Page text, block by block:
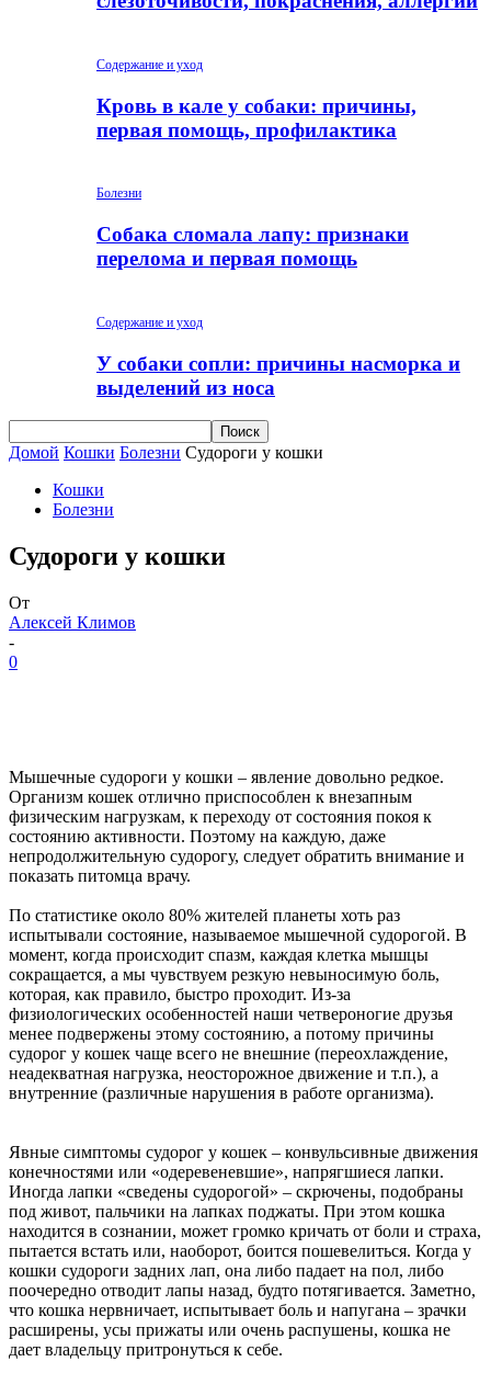
Содержание и уход
Кровь в кале у собаки: причины,
первая помощь, профилактика
Болезни
Собака сломала лапу: признаки
перелома и первая помощь
Содержание и уход
У собаки сопли: причины насморка и
выделений из носа
Домой Кошки Болезни Судороги у кошки
Кошки
Болезни
Судороги у кошки
От
Алексей Климов
-
0
Мышечные судороги у кошки – явление довольно редкое.
Организм кошек отлично приспособлен к внезапным
физическим нагрузкам, к переходу от состояния покоя к
состоянию активности. Поэтому на каждую, даже
непродолжительную судорогу, следует обратить внимание и
показать питомца врачу.
По статистике около 80% жителей планеты хоть раз
испытывали состояние, называемое мышечной судорогой. В
момент, когда происходит спазм, каждая клетка мышцы
сокращается, а мы чувствуем резкую невыносимую боль,
которая, как правило, быстро проходит. Из-за
физиологических особенностей наши четвероногие друзья
менее подвержены этому состоянию, а потому причины
судорог у кошек чаще всего не внешние (переохлаждение,
неадекватная нагрузка, неосторожное движение и т.п.), а
внутренние (различные нарушения в работе организма).
Явные симптомы судорог у кошек – конвульсивные движения
конечностями или «одеревеневшие», напрягшиеся лапки.
Иногда лапки «сведены судорогой» – скрючены, подобраны
под живот, пальчики на лапках поджаты. При этом кошка
находится в сознании, может громко кричать от боли и страха,
пытается встать или, наоборот, боится пошевелиться. Когда у
кошки судороги задних лап, она либо падает на пол, либо
поочередно отводит лапы назад, будто потягивается. Заметно,
что кошка нервничает, испытывает боль и напугана – зрачки
расширены, усы прижаты или очень распушены, кошка не
дает владельцу притронуться к себе.